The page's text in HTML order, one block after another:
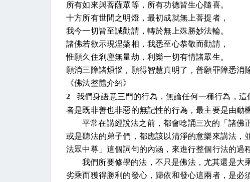
所有如來與菩薩眾等，所有功德皆生心隨喜。
十方所有世間之明燈，最初成就無上菩提者，
我今一切皆至誠勸請，轉於無上殊勝妙法輪。
諸佛若欲示現涅槃相，我悉至心恭敬而勸請，
惟願久住剎塵無量劫，利樂一切有情諸眾生。
願消三障諸煩惱，願得智慧真明了，普願罪障悉消
《佛法整體介紹》
2 我們身語意三門的行為，無論任何一種行為，
者是既非善也非惡的無記性的行為，最主要是由動
平常在講經說法之前，都會唸誦三次的「諸佛
或是聽法的弟子們，都應該以清淨的意樂來講法，
法眾中尊」這個詞句的內涵，來進行整個行法的過
我們所要修學的法，不只是佛法，尤其還是大
劣乘而獲得勝利的發心，歸依和發心這兩者，是必